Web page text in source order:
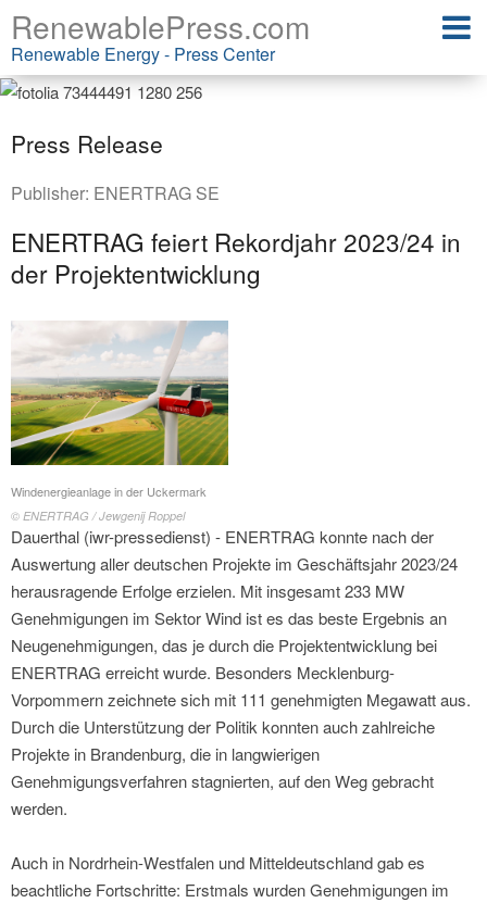
RenewablePress.com
Renewable Energy - Press Center
Press Release
Publisher: ENERTRAG SE
ENERTRAG feiert Rekordjahr 2023/24 in
der Projektentwicklung
Windenergieanlage in der Uckermark
© ENERTRAG / Jewgenij Roppel
Dauerthal (iwr-pressedienst) - ENERTRAG konnte nach der
Auswertung aller deutschen Projekte im Geschäftsjahr 2023/24
herausragende Erfolge erzielen. Mit insgesamt 233 MW
Genehmigungen im Sektor Wind ist es das beste Ergebnis an
Neugenehmigungen, das je durch die Projektentwicklung bei
ENERTRAG erreicht wurde. Besonders Mecklenburg-
Vorpommern zeichnete sich mit 111 genehmigten Megawatt aus.
Durch die Unterstützung der Politik konnten auch zahlreiche
Projekte in Brandenburg, die in langwierigen
Genehmigungsverfahren stagnierten, auf den Weg gebracht
werden.
Auch in Nordrhein-Westfalen und Mitteldeutschland gab es
beachtliche Fortschritte: Erstmals wurden Genehmigungen im